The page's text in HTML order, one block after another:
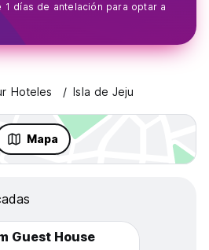
1 días de antelación para optar a
Hoteles Isla de Jeju
Mapa
Guest House